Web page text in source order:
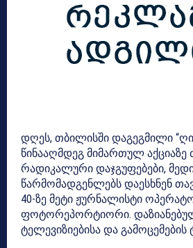
დღეს, თბილისში დაგეგმილი
წინააღმდეგ მიმართულ
რადიკალური დაჯგუფებები,
წარმომადგენლებს დაესხნენ
40-ზე მეტი ჟურნალისტი
ფოტორეპორტიორი.
ტელევიზიებისა და გამოცემების